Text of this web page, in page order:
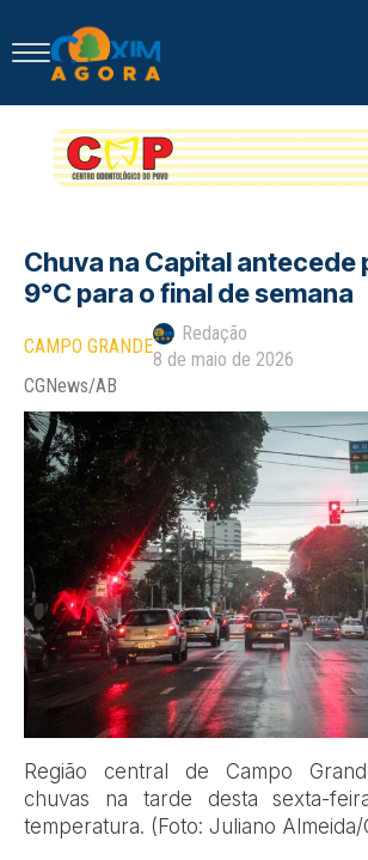
Chuva na Capital antecede
9°C para o final de semana
CAMPO GRANDE
Redação
8 de maio de 2026
CGNews/AB
Região central de Campo
chuvas na tarde desta sexta-
temperatura. (Foto: Juliano Almeida/